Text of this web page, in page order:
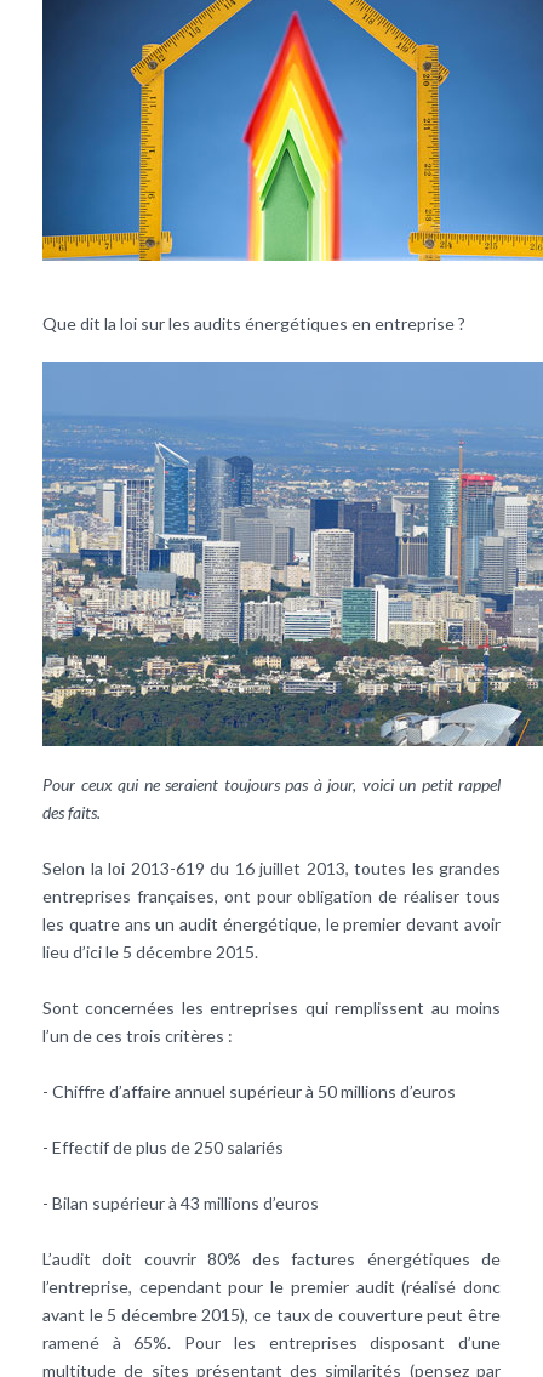
Que dit la loi sur les audits énergétiques en entreprise ?
Pour ceux qui ne seraient toujours pas à jour, voici un petit rappel
des faits.
Selon la loi 2013-619 du 16 juillet 2013, toutes les grandes
entreprises françaises, ont pour obligation de réaliser tous
les quatre ans un audit énergétique, le premier devant avoir
lieu d’ici le 5 décembre 2015.
Sont concernées les entreprises qui remplissent au moins
l’un de ces trois critères :
- Chiffre d’affaire annuel supérieur à 50 millions d’euros
- Effectif de plus de 250 salariés
- Bilan supérieur à 43 millions d’euros
L’audit doit couvrir 80% des factures énergétiques de
l’entreprise, cependant pour le premier audit (réalisé donc
avant le 5 décembre 2015), ce taux de couverture peut être
ramené à 65%. Pour les entreprises disposant d’une
multitude de sites présentant des similarités (pensez par